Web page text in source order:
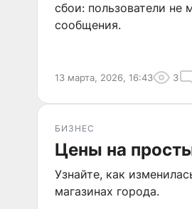
сбои: пользователи не
сообщения.
13 марта, 2026, 16:43 3
БИЗНЕС
Цены на
Узнайте, как
магазинах города.